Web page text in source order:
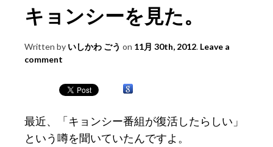
キョンシーを見た。
Written by いしかわ ごう on 11月 30th, 2012. Leave a
comment
最近、「キョンシー番組が復活したらしい」
という噂を聞いていたんですよ。